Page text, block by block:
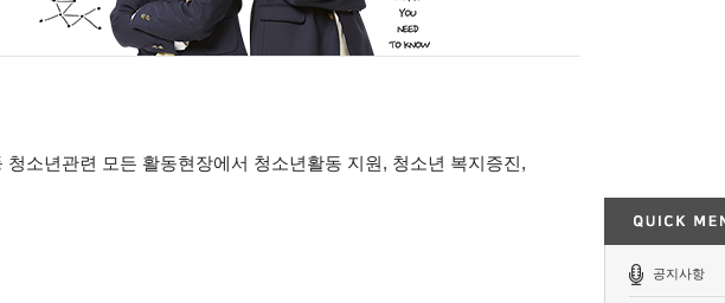
공지사항
소년관련 모든 활동현장에서 청소년활동 지원, 청소년 복지증진,